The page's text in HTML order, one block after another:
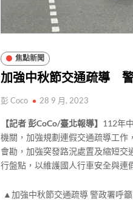
焦點新聞
加強中秋節交通疏導
彭 Coco 28 9 月, 2023
【記者 彭CoCo/臺北報導】 112年
機關，加強規劃連假交通疏導工作
會勘，加強突發路況處置及縮短
行盤點，以維護國人行車安全與連
▲加強中秋節交通疏導 警政署呼